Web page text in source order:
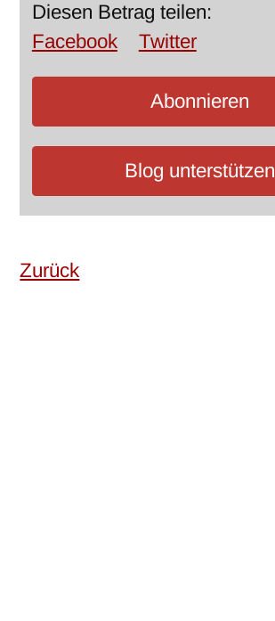
Diesen Betrag teilen:
Facebook
Twitter
Abonnieren
Blog unterstützen
Zurück